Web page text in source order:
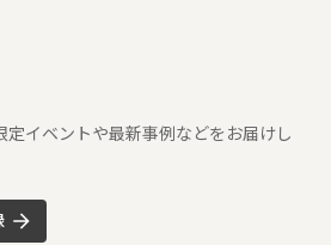
定イベントや最新事例などをお届けし